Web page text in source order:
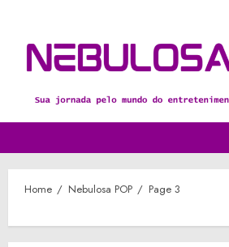
content
Home Nebulosa POP Page 3